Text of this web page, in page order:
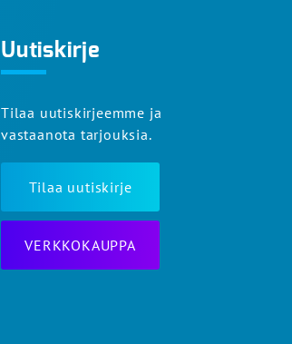
Uutiskirje
Tilaa uutiskirjeemme ja
vastaanota tarjouksia.
Tilaa uutiskirje
VERKKOKAUPPA